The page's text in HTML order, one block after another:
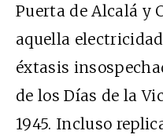
Puerta de Alcalá y
aquella
éxtasis
de los Días de la
1945. Incluso